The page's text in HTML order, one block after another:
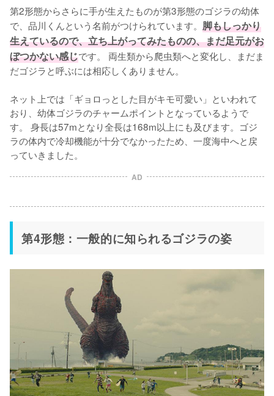
第2形態からさらに手が生えたものが第3形態のゴジラの幼体
で、品川くんという名前がつけられています。 脚もしっかり
生えているので、立ち上がってみたものの、まだ足元がお
ぼつかない感じです。 両生類から爬虫類へと変化し、まだま
だゴジラと呼ぶには相応しくありません。
ネット上では「ギョロっとした目がキモ可愛い」といわれて
おり、幼体ゴジラのチャームポイントとなっているようで
す。 身長は57mとなり全長は168m以上にも及びます。ゴジ
ラの体内で冷却機能が十分でなかったため、一度海中へと戻
っていきました。
AD
第4形態：一般的に知られるゴジラの姿